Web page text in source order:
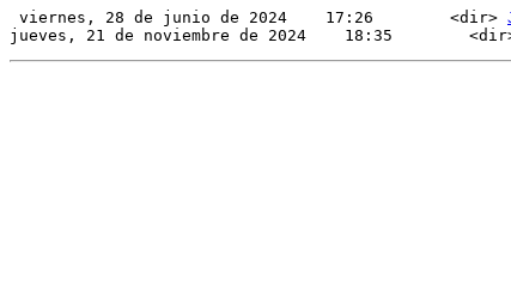
viernes, 28 de junio de 2024    17:26        <dir>
jueves, 21 de noviembre de 2024    18:35